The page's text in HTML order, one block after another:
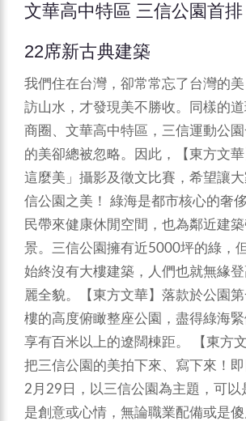
文華高中特區 三信公園首
22席新古典建築
我們住在台灣，卻常常忘了台灣的
訪山水，才發現美不勝收。同樣的
商圈、文華高中特區，三信運動公
的美卻總被忽略。因此，【東方文
這麼美」攝影及徵文比賽，希望讓
信公園之美！ 綠海是都市核心的奢
民帶來健康休閒空間，也為鄰近建
景。三信公園擁有近5000坪的綠，
始終沒有大樓建築，人們也就無緣
麗全貌。【東方文華】落款於公園
樓的高度俯瞰整座公園，盡得綠海
享有百米以上的遼闊棟距。
【東方
把三信公園的美拍下來、寫下來！
2月29日，以三信公園為主題，可以
是創意或心情，無論職業配備或是